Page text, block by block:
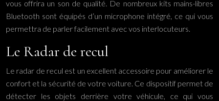
vous offrira un son de qualité. De nombreux kits mains-libres
Bluetooth sont équipés d’un microphone intégré, ce qui vous
permettra de parler facilement avec vos interlocuteurs.
Le Radar de recul
Le radar de recul est un excellent accessoire pour améliorer le
confort et la sécurité de votre voiture. Ce dispositif permet de
détecter les objets derrière votre véhicule, ce qui vous